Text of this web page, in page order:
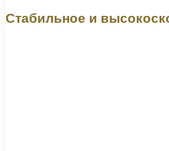
Стабильное и